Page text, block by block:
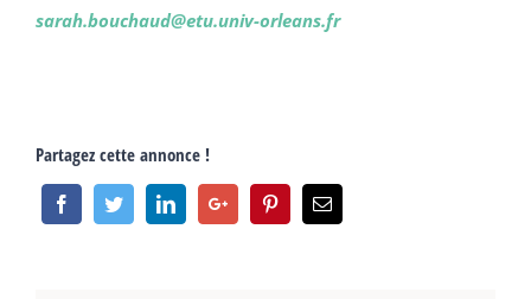
sarah.bouchaud@etu.univ-orleans.fr
Partagez cette annonce !